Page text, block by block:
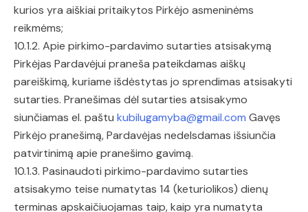
kurios yra aiškiai pritaikytos Pirkėjo asmeninėms
reikmėms;
10.1.2. Apie pirkimo-pardavimo sutarties atsisakymą
Pirkėjas Pardavėjui praneša pateikdamas aiškų
pareiškimą, kuriame išdėstytas jo sprendimas atsisakyti
sutarties. Pranešimas dėl sutarties atsisakymo
siunčiamas el. paštu kubilugamyba@gmail.com Gavęs
Pirkėjo pranešimą, Pardavėjas nedelsdamas išsiunčia
patvirtinimą apie pranešimo gavimą.
10.1.3. Pasinaudoti pirkimo-pardavimo sutarties
atsisakymo teise numatytas 14 (keturiolikos) dienų
terminas apskaičiuojamas taip, kaip yra numatyta